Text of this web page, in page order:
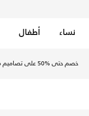
نساء أطفال
خصم حتى %50 على تصاميم مختارة.